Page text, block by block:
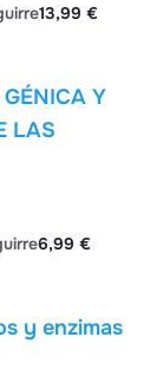
13,99 €
Y
LAS
6,99 €
y enzimas